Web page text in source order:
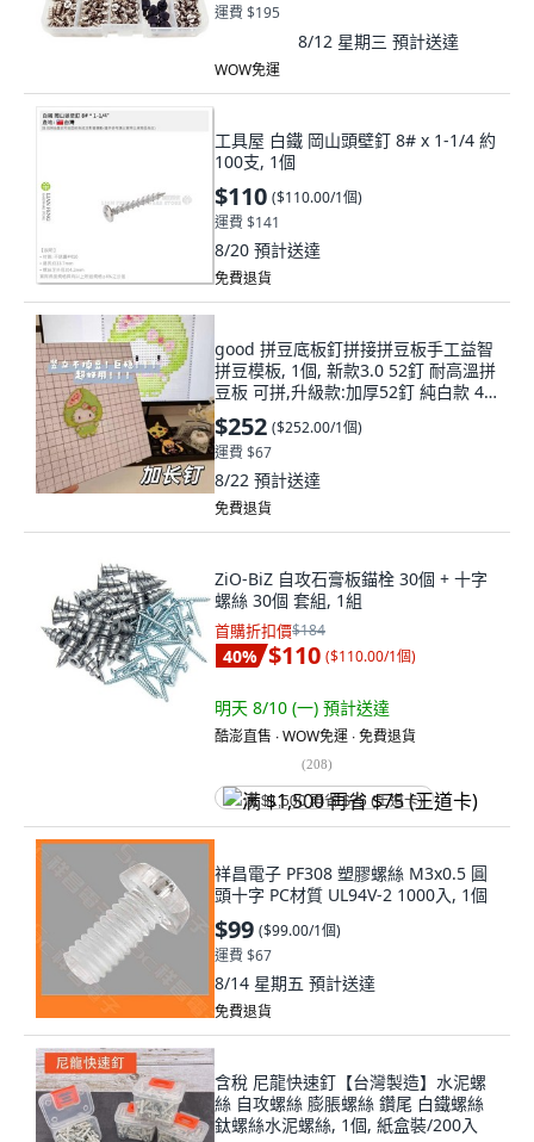
運費 $195
8/12 星期三 預計送達
WOW免運
工具屋 白鐵 岡山頭壁釘 8# x 1-1/4 約
100支, 1個
$110 ($110.00/1個)
運費 $141
8/20 預計送達
免費退貨
good 拼豆底板釘拼接拼豆板手工益智
拼豆模板, 1個, 新款3.0 52釘 耐高溫拼
豆板 可拼,升級款:加厚52釘 純白款 4
個裝 送熨
$252 ($252.00/1個)
運費 $67
8/22 預計送達
免費退貨
ZiO-BiZ 自攻石膏板錨栓 30個 + 十字
螺絲 30個 套組, 1組
首購折扣價$184
40% $110 ($110.00/1個)
明天 8/10 (一) 預計送達
酷澎直售 ∙ WOW免運 ∙ 免費退貨
(208)
满 $1,500 再省 $75 (王道卡)
祥昌電子 PF308 塑膠螺絲 M3x0.5 圓
頭十字 PC材質 UL94V-2 1000入, 1個
$99 ($99.00/1個)
運費 $67
8/14 星期五 預計送達
免費退貨
含稅 尼龍快速釘【台灣製造】水泥螺
絲 自攻螺絲 膨脹螺絲 鑽尾 白鐵螺絲
鈦螺絲水泥螺絲, 1個, 紙盒裝/200入